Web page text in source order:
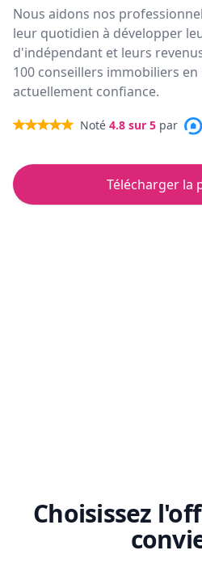
Nous aidons nos
leur quotidien à développer
d'indépendant et leurs
100 conseillers immobiliers
actuellement confiance.
Noté 4.8 sur 5 par
Télécharger la
Choisissez